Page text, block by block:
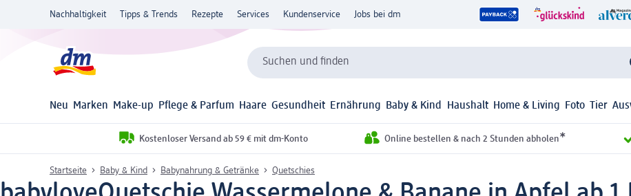
Nachhaltigkeit Tipps & Trends Rezepte Services Kundenservice Jobs bei dm
Suchen und finden
Neu Marken Make-up Pflege & Parfum Haare Gesundheit Ernährung Baby & Kind Haushalt Home & Living Foto Tier
Kostenloser Versand ab 59 € mit dm-Konto Online bestellen & nach 2 Stunden abholen*
Startseite Baby & Kind Babynahrung & Getränke Quetschies